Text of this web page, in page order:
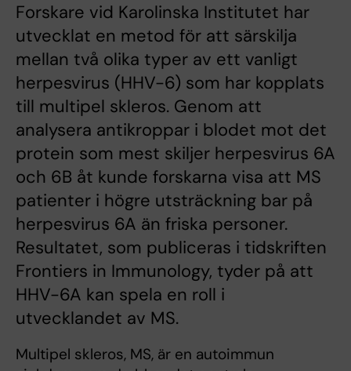
Forskare vid Karolinska Institutet har
utvecklat en metod för att särskilja
mellan två olika typer av ett vanligt
herpesvirus (HHV-6) som har kopplats
till multipel skleros. Genom att
analysera antikroppar i blodet mot det
protein som mest skiljer herpesvirus 6A
och 6B åt kunde forskarna visa att MS
patienter i högre utsträckning bar på
herpesvirus 6A än friska personer.
Resultatet, som publiceras i tidskriften
Frontiers in Immunology, tyder på att
HHV-6A kan spela en roll i
utvecklandet av MS.
Multipel skleros, MS, är en autoimmun